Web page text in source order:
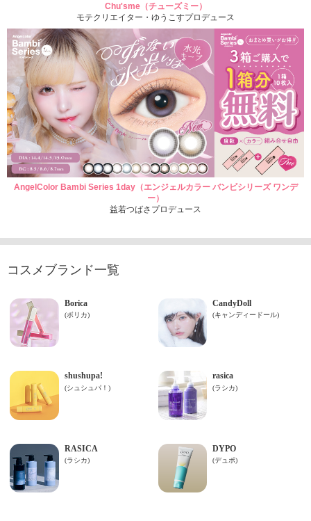
Chu'sme（チューズミー）
モテクリエイター・ゆうこすプロデュース
AngelColor Bambi Series 1day（エンジェルカラー バンビシリーズ ワンデ
ー）
益若つばさプロデュース
コスメブランド一覧